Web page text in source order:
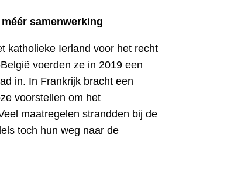
samenwerking
katholieke Ierland voor het recht
voerden ze in 2019 een
in. In Frankrijk bracht een
voorstellen om het
maatregelen strandden bij de
toch hun weg naar de